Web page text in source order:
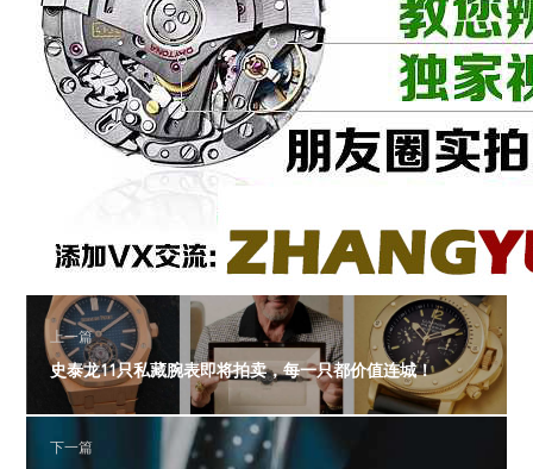
上一篇
史泰龙11只私藏腕表即将拍卖，每一只都价值连城！
下一篇